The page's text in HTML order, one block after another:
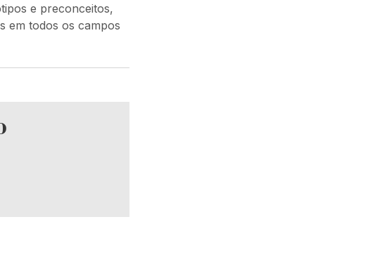
e preconceitos,
em todos os campos